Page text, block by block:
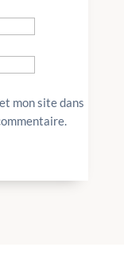
mon site dans